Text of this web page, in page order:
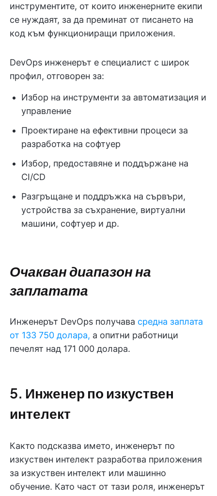
инструментите, от които инженерните екипи
се нуждаят, за да преминат от писането на
код към функциониращи приложения.
DevOps инженерът е специалист с широк
профил, отговорен за:
Избор на инструменти за автоматизация и
управление
Проектиране на ефективни процеси за
разработка на софтуер
Избор, предоставяне и поддържане на
CI/CD
Разгръщане и поддръжка на сървъри,
устройства за съхранение, виртуални
машини, софтуер и др.
Очакван диапазон на
заплатата
Инженерът DevOps получава средна заплата
от 133 750 долара, а опитни работници
печелят над 171 000 долара.
5. Инженер по изкуствен
интелект
Както подсказва името, инженерът по
изкуствен интелект разработва приложения
за изкуствен интелект или машинно
обучение. Като част от тази роля, инженерът